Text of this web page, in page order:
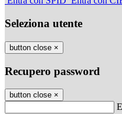
Seleziona utente
button close ×
Recupero password
button close ×